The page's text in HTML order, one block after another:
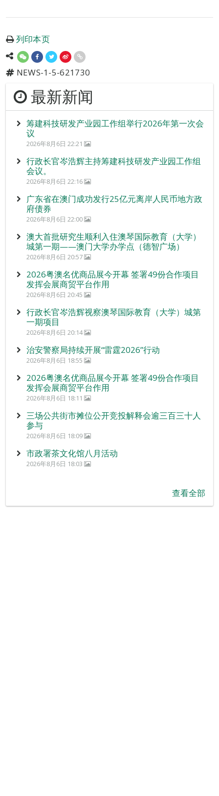
列印本页
NEWS-1-5-621730
最新新闻
筹建科技研发产业园工作组举行2026年第一次会
议
2026年8月6日 22:21
行政长官岑浩辉主持筹建科技研发产业园工作组
会议。
2026年8月6日 22:16
广东省在澳门成功发行25亿元离岸人民币地方政
府债券
2026年8月6日 22:00
澳大首批研究生顺利入住澳琴国际教育（大学）
城第一期——澳门大学办学点（德智广场）
2026年8月6日 20:57
2026粤澳名优商品展今开幕 签署49份合作项目
发挥会展商贸平台作用
2026年8月6日 20:45
行政长官岑浩辉视察澳琴国际教育（大学）城第
一期项目
2026年8月6日 20:14
治安警察局持续开展“雷霆2026”行动
2026年8月6日 18:55
2026粤澳名优商品展今开幕 签署49份合作项目
发挥会展商贸平台作用
2026年8月6日 18:11
三场公共街市摊位公开竞投解释会逾三百三十人
参与
2026年8月6日 18:09
市政署茶文化馆八月活动
2026年8月6日 18:03
查看全部